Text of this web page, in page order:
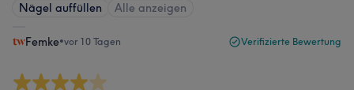
Nägel auffüllen
Alle anzeigen
Femke•vor 10 Tagen Verifizierte Bewertung